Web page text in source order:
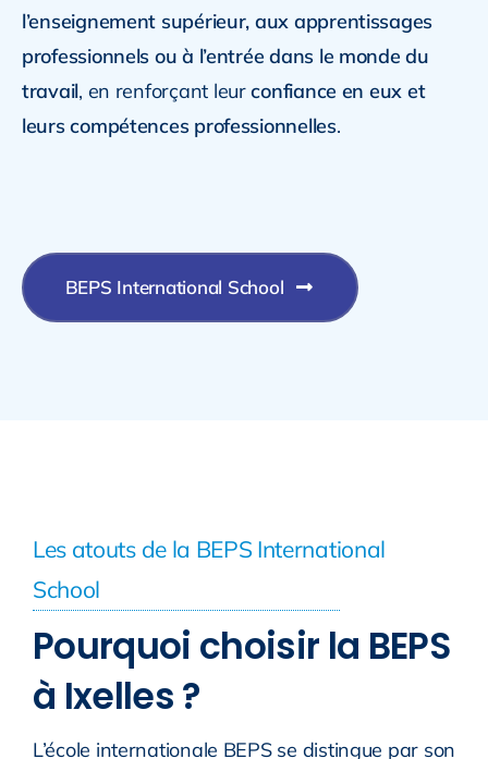
l’enseignement supérieur, aux apprentissages
professionnels ou à l’entrée dans le monde du
travail, en renforçant leurconfiance en eux et
leurs compétences professionnelles.
BEPS International School
Les atouts de la BEPS International
School
Pourquoi choisir la BEPS
à Ixelles ?
L’école internationale BEPS se distingue par son